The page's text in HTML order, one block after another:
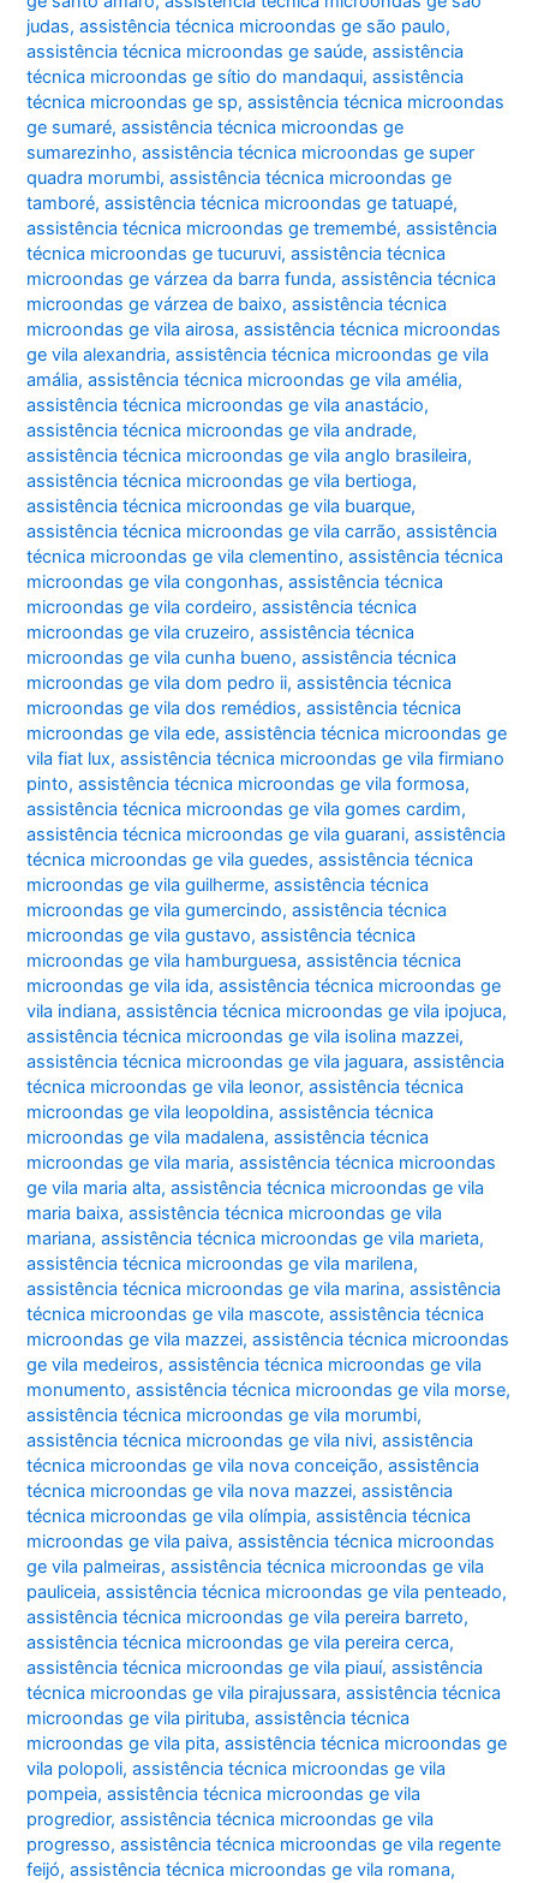
judas,assistência técnica microondas ge são paulo,
assistência técnica microondas ge saúde,assistência
técnica microondas ge sítio do mandaqui,assistência
técnica microondas ge sp,assistência técnica microondas
ge sumaré,assistência técnica microondas ge
sumarezinho,assistência técnica microondas ge super
quadra morumbi,assistência técnica microondas ge
tamboré,assistência técnica microondas ge tatuapé,
assistência técnica microondas ge tremembé,assistência
técnica microondas ge tucuruvi,assistência técnica
microondas ge várzea da barra funda,assistência técnica
microondas ge várzea de baixo,assistência técnica
microondas ge vila airosa,assistência técnica microondas
ge vila alexandria,assistência técnica microondas ge vila
amália,assistência técnica microondas ge vila amélia,
assistência técnica microondas ge vila anastácio,
assistência técnica microondas ge vila andrade,
assistência técnica microondas ge vila anglo brasileira,
assistência técnica microondas ge vila bertioga,
assistência técnica microondas ge vila buarque,
assistência técnica microondas ge vila carrão,assistência
técnica microondas ge vila clementino,assistência técnica
microondas ge vila congonhas,assistência técnica
microondas ge vila cordeiro,assistência técnica
microondas ge vila cruzeiro,assistência técnica
microondas ge vila cunha bueno,assistência técnica
microondas ge vila dom pedro ii,assistência técnica
microondas ge vila dos remédios,assistência técnica
microondas ge vila ede,assistência técnica microondas ge
vila fiat lux,assistência técnica microondas ge vila firmiano
pinto,assistência técnica microondas ge vila formosa,
assistência técnica microondas ge vila gomes cardim,
assistência técnica microondas ge vila guarani,assistência
técnica microondas ge vila guedes,assistência técnica
microondas ge vila guilherme,assistência técnica
microondas ge vila gumercindo,assistência técnica
microondas ge vila gustavo,assistência técnica
microondas ge vila hamburguesa,assistência técnica
microondas ge vila ida,assistência técnica microondas ge
vila indiana,assistência técnica microondas ge vila ipojuca,
assistência técnica microondas ge vila isolina mazzei,
assistência técnica microondas ge vila jaguara,assistência
técnica microondas ge vila leonor,assistência técnica
microondas ge vila leopoldina,assistência técnica
microondas ge vila madalena,assistência técnica
microondas ge vila maria,assistência técnica microondas
ge vila maria alta,assistência técnica microondas ge vila
maria baixa,assistência técnica microondas ge vila
mariana,assistência técnica microondas ge vila marieta,
assistência técnica microondas ge vila marilena,
assistência técnica microondas ge vila marina,assistência
técnica microondas ge vila mascote,assistência técnica
microondas ge vila mazzei,assistência técnica microondas
ge vila medeiros,assistência técnica microondas ge vila
monumento,assistência técnica microondas ge vila morse,
assistência técnica microondas ge vila morumbi,
assistência técnica microondas ge vila nivi,assistência
técnica microondas ge vila nova conceição,assistência
técnica microondas ge vila nova mazzei,assistência
técnica microondas ge vila olímpia,assistência técnica
microondas ge vila paiva,assistência técnica microondas
ge vila palmeiras,assistência técnica microondas ge vila
pauliceia,assistência técnica microondas ge vila penteado,
assistência técnica microondas ge vila pereira barreto,
assistência técnica microondas ge vila pereira cerca,
assistência técnica microondas ge vila piauí,assistência
técnica microondas ge vila pirajussara,assistência técnica
microondas ge vila pirituba,assistência técnica
microondas ge vila pita,assistência técnica microondas ge
vila polopoli,assistência técnica microondas ge vila
pompeia,assistência técnica microondas ge vila
progredior,assistência técnica microondas ge vila
progresso,assistência técnica microondas ge vila regente
feijó,assistência técnica microondas ge vila romana,